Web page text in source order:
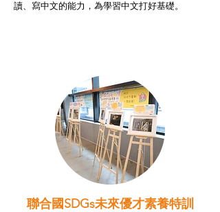
讀、寫中文的能力，為學習中文打好基礎。
聯合國SDGs未來優才素養特訓